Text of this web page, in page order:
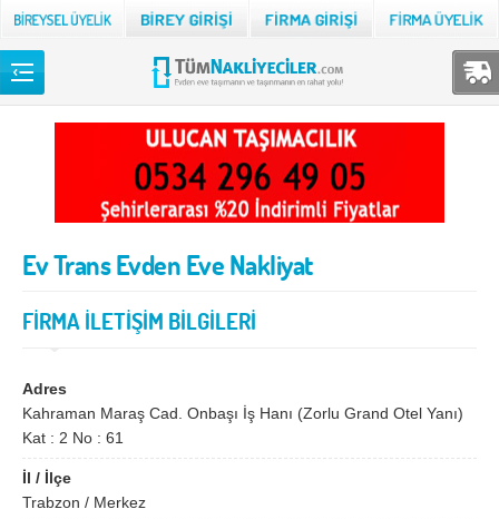
TÜM NAKLİYECİLER
Adıyaman
Ağrı
Aksaray Amasya
Aydın
Bartın Batman
Bayburt Bilecik
Bingöl
Back
Ev Trans Evden Eve Nakliyat
FİRMA İLETİŞİM BİLGİLERİ
Adres
Kahraman Maraş Cad. Onbaşı İş Hanı (Zorlu Grand Otel Yanı)
Kat : 2 No : 61
İl / İlçe
Trabzon / Merkez